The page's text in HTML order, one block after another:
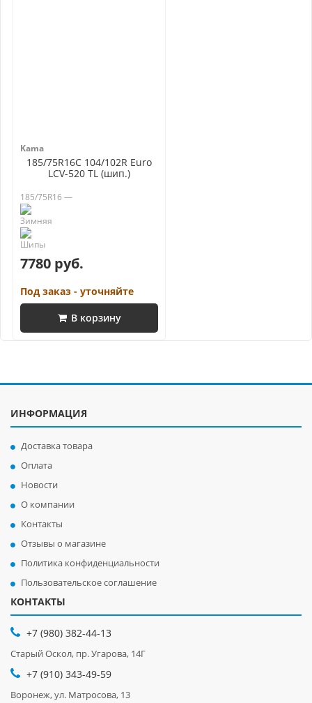
Kama
185/75R16C 104/102R Euro
LCV-520 TL (шип.)
185/75R16 —
7780 руб.
Под заказ - уточняйте
В корзину
ИНФОРМАЦИЯ
Доставка товара
Оплата
Новости
О компании
Контакты
Отзывы о магазине
Политика конфиденциальности
Пользовательское соглашение
КОНТАКТЫ
+7 (980) 382-44-13
Старый Оскол, пр. Угарова, 14Г
+7 (910) 343-49-59
Воронеж, ул. Матросова, 13